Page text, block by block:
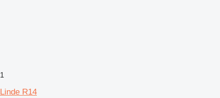
1
Linde R14